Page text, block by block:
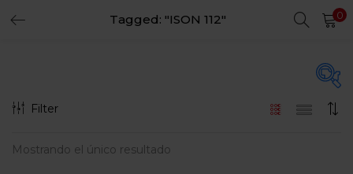
Tagged: "ISON 112" 0
En oferta
Filter
Mostrando el único resultado
REGISTER
Remember me